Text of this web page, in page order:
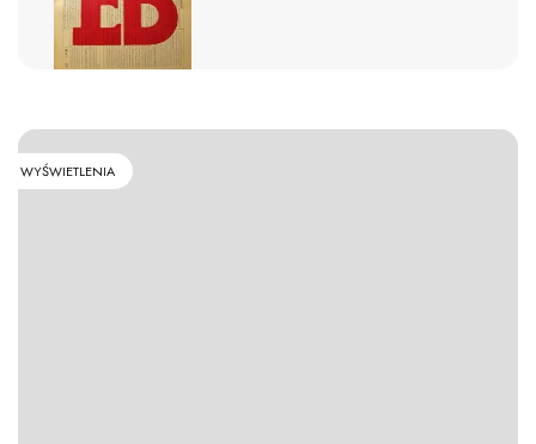
WYŚWIETLENIA